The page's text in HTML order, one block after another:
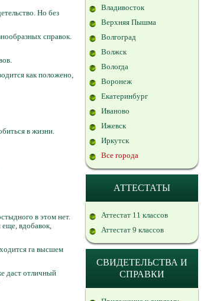
Но без
справок.
как положено,
в жизни.
в этом нет.
еще, вдобавок,
га высшем
даст отличный
Владивосток
Верхняя Пышма
Волгоград
Волжск
Вологда
Воронеж
Екатеринбург
Иваново
Ижевск
Иркутск
Все города
АТТЕСТАТЫ
Аттестат 11 классов
Аттестат 9 классов
СВИДЕТЕЛЬСТВА И
СПРАВКИ